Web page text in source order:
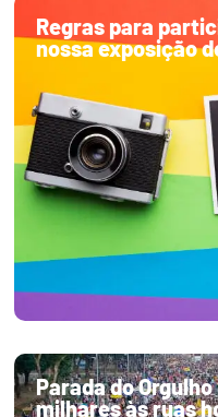
Regras para
nossa exposição
Parada do
milhares às ruas